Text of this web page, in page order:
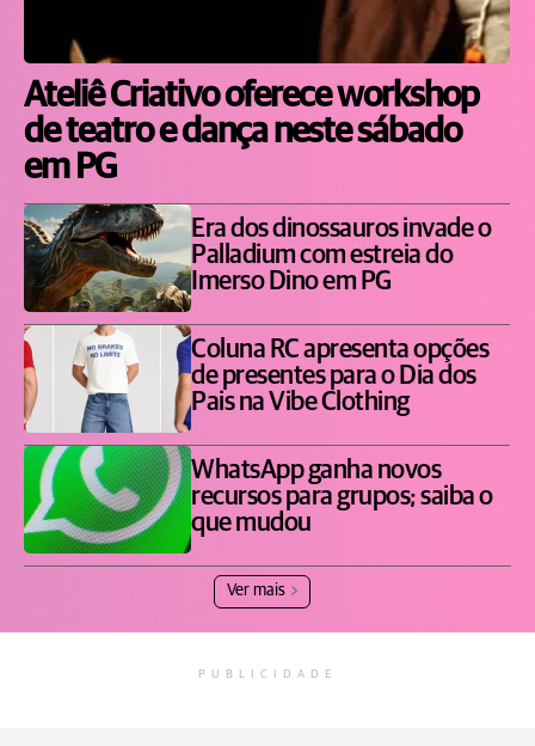
Ateliê Criativo oferece workshop
de teatro e dança neste sábado
em PG
Era dos dinossauros invade o
Palladium com estreia do
Imerso Dino em PG
Coluna RC apresenta opções
de presentes para o Dia dos
Pais na Vibe Clothing
WhatsApp ganha novos
recursos para grupos; saiba o
que mudou
Ver mais
PUBLICIDADE